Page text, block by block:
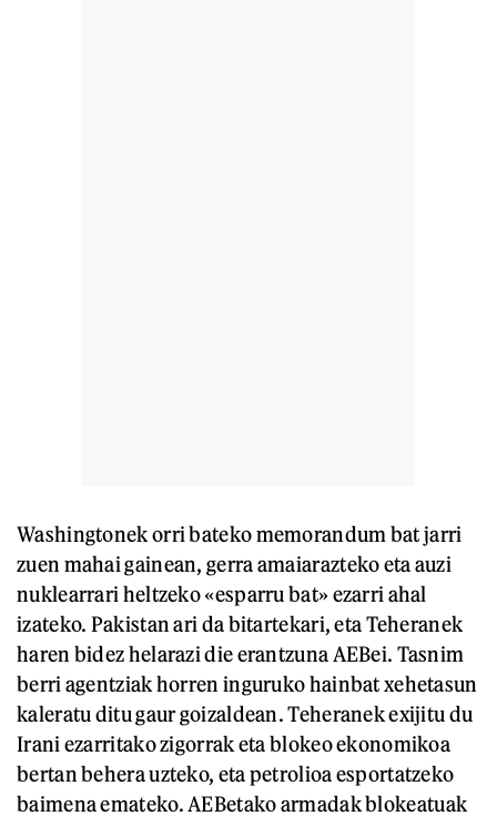
Washingtonek orri bateko memorandum bat jarri
zuen mahai gainean, gerra amaiarazteko eta auzi
nuklearrari heltzeko «esparru bat» ezarri ahal
izateko. Pakistan ari da bitartekari, eta Teheranek
haren bidez helarazi die erantzuna AEBei. Tasnim
berri agentziak horren inguruko hainbat xehetasun
kaleratu ditu gaur goizaldean. Teheranek exijitu du
Irani ezarritako zigorrak eta blokeo ekonomikoa
bertan behera uzteko, eta petrolioa esportatzeko
baimena emateko. AEBetako armadak blokeatuak